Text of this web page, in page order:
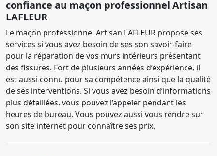
confiance au maçon professionnel Artisan
LAFLEUR
Le maçon professionnel Artisan LAFLEUR propose ses
services si vous avez besoin de ses son savoir-faire
pour la réparation de vos murs intérieurs présentant
des fissures. Fort de plusieurs années d’expérience, il
est aussi connu pour sa compétence ainsi que la qualité
de ses interventions. Si vous avez besoin d’informations
plus détaillées, vous pouvez l’appeler pendant les
heures de bureau. Vous pouvez aussi vous rendre sur
son site internet pour connaître ses prix.